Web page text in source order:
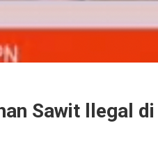
Sawit llegal di